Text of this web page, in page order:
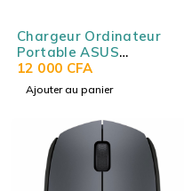
Chargeur Ordinateur
Portable ASUS
19V3.42A 4.5*3.0MM
(Original) ASUS
19V3.42A 4.5*3.0MM
12 000 CFA
Ajouter au panier